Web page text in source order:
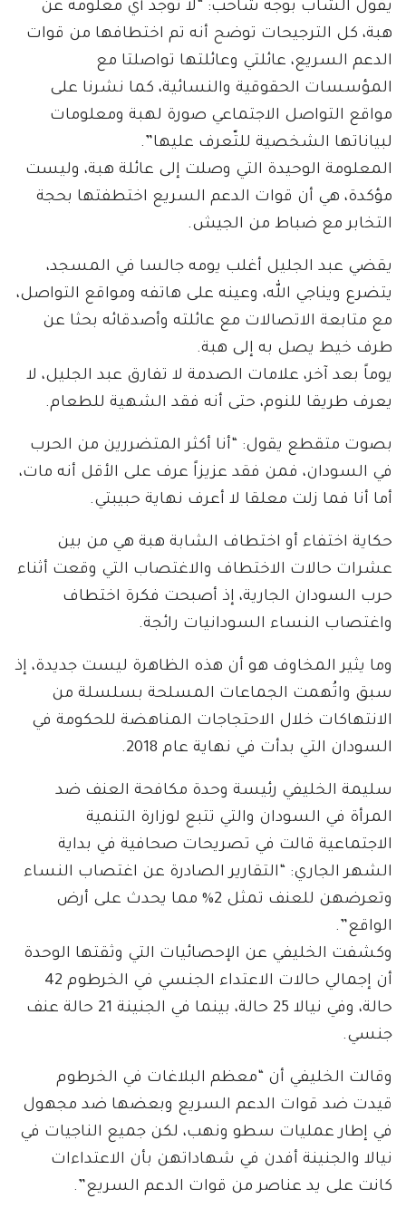
يقول الشاب بوجه شاحب: “لا توجد أي معلومة عن
هبة، كل الترجيحات توضح أنه تم اختطافها من قوات
الدعم السريع، عائلتي وعائلتها تواصلتا مع
المؤسسات الحقوقية والنسائية، كما نشرنا على
مواقع التواصل الاجتماعي صورة لهبة ومعلومات
لبياناتها الشخصية للتّعرف عليها”.
المعلومة الوحيدة التي وصلت إلى عائلة هبة، وليست
مؤكدة، هي أن قوات الدعم السريع اختطفتها بحجة
التخابر مع ضباط من الجيش.
يقضي عبد الجليل أغلب يومه جالسا في المسجد،
يتضرع ويناجي الله، وعينه على هاتفه ومواقع التواصل،
مع متابعة الاتصالات مع عائلته وأصدقائه بحثا عن
طرف خيط يصل به إلى هبة.
يوماً بعد آخر، علامات الصدمة لا تفارق عبد الجليل، لا
يعرف طريقا للنوم، حتى أنه فقد الشهية للطعام.
بصوت متقطع يقول: “أنا أكثر المتضررين من الحرب
في السودان، فمن فقد عزيزاً عرف على الأقل أنه مات،
أما أنا فما زلت معلقا لا أعرف نهاية حبيبتي.
حكاية اختفاء أو اختطاف الشابة هبة هي من بين
عشرات حالات الاختطاف والاغتصاب التي وقعت أثناء
حرب السودان الجارية، إذ أصبحت فكرة اختطاف
واغتصاب النساء السودانيات رائجة.
وما يثير المخاوف هو أن هذه الظاهرة ليست جديدة، إذ
سبق واتُهمت الجماعات المسلحة بسلسلة من
الانتهاكات خلال الاحتجاجات المناهضة للحكومة في
السودان التي بدأت في نهاية عام 2018.
سليمة الخليفي رئيسة وحدة مكافحة العنف ضد
المرأة في السودان والتي تتبع لوزارة التنمية
الاجتماعية قالت في تصريحات صحافية في بداية
الشهر الجاري: “التقارير الصادرة عن اغتصاب النساء
وتعرضهن للعنف تمثل 2% مما يحدث على أرض
الواقع”.
وكشفت الخليفي عن الإحصائيات التي وثقتها الوحدة
أن إجمالي حالات الاعتداء الجنسي في الخرطوم 42
حالة، وفي نيالا 25 حالة، بينما في الجنينة 21 حالة عنف
جنسي.
وقالت الخليفي أن “معظم البلاغات في الخرطوم
قيدت ضد قوات الدعم السريع وبعضها ضد مجهول
في إطار عمليات سطو ونهب، لكن جميع الناجيات في
نيالا والجنينة أفدن في شهاداتهن بأن الاعتداءات
كانت على يد عناصر من قوات الدعم السريع”.